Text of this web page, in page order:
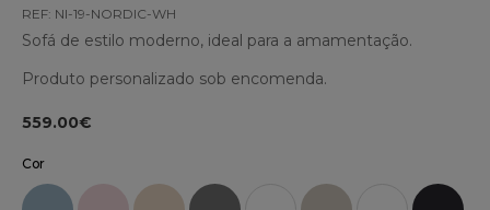
REF: NI-19-NORDIC-WH
Sofá de estilo moderno, ideal para a amamentação.
Produto personalizado sob encomenda.
559.00€
Cor